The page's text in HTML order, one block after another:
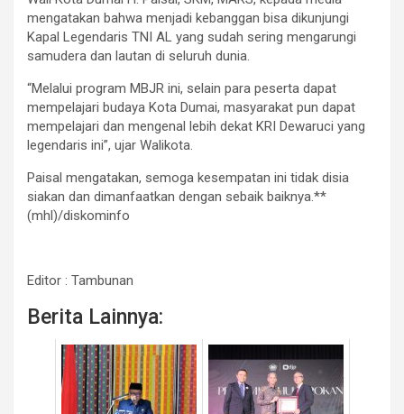
mengatakan bahwa menjadi kebanggan bisa dikunjungi
Kapal Legendaris TNI AL yang sudah sering mengarungi
samudera dan lautan di seluruh dunia.
“Melalui program MBJR ini, selain para peserta dapat
mempelajari budaya Kota Dumai, masyarakat pun dapat
mempelajari dan mengenal lebih dekat KRI Dewaruci yang
legendaris ini”, ujar Walikota.
Paisal mengatakan, semoga kesempatan ini tidak disia
siakan dan dimanfaatkan dengan sebaik baiknya.**
(mhl)/diskominfo
Editor : Tambunan
Berita Lainnya: